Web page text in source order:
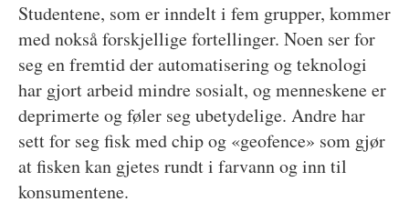
Studentene, som er inndelt i fem grupper, kommer
med nokså forskjellige fortellinger. Noen ser for
seg en fremtid der automatisering og teknologi
har gjort arbeid mindre sosialt, og menneskene er
deprimerte og føler seg ubetydelige. Andre har
sett for seg fisk med chip og «geofence» som gjør
at fisken kan gjetes rundt i farvann og inn til
konsumentene.